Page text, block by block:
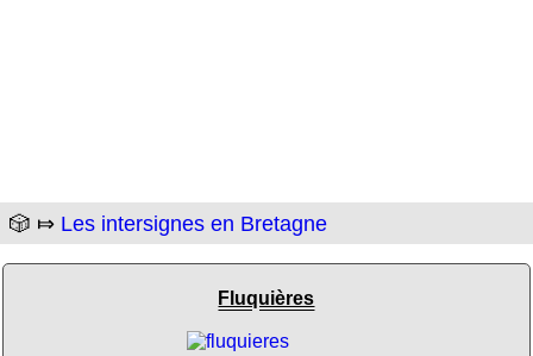
🎲 ⤇ Les intersignes en Bretagne
Fluquières